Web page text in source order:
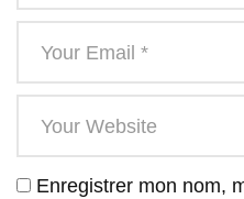
Enregistrer mon nom,